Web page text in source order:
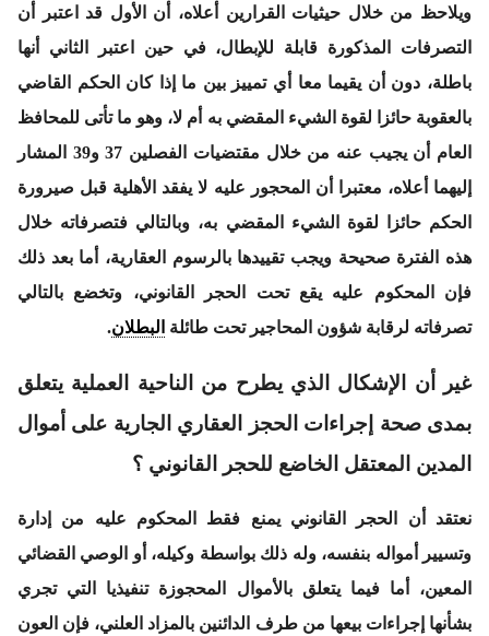
ويلاحظ من خلال حيثيات القرارين أعلاه، أن الأول قد اعتبر أن
التصرفات المذكورة قابلة للإبطال، في حين اعتبر الثاني أنها
باطلة، دون أن يقيما معا أي تمييز بين ما إذا كان الحكم القاضي
بالعقوبة حائزا لقوة الشيء المقضي به أم لا، وهو ما تأتى للمحافظ
العام أن يجيب عنه من خلال مقتضيات الفصلين 37 و39 المشار
إليهما أعلاه، معتبرا أن المحجور عليه لا يفقد الأهلية قبل صيرورة
الحكم حائزا لقوة الشيء المقضي به، وبالتالي فتصرفاته خلال
هذه الفترة صحيحة ويجب تقييدها بالرسوم العقارية، أما بعد ذلك
فإن المحكوم عليه يقع تحت الحجر القانوني، وتخضع بالتالي
تصرفاته لرقابة شؤون المحاجير تحت طائلة البطلان.
غير أن الإشكال الذي يطرح من الناحية العملية يتعلق
بمدى صحة إجراءات الحجز العقاري الجارية على أموال
المدين المعتقل الخاضع للحجر القانوني ؟
نعتقد أن الحجر القانوني يمنع فقط المحكوم عليه من إدارة
وتسيير أمواله بنفسه، وله ذلك بواسطة وكيله، أو الوصي القضائي
المعين، أما فيما يتعلق بالأموال المحجوزة تنفيذيا التي تجري
بشأنها إجراءات بيعها من طرف الدائنين بالمزاد العلني، فإن العون